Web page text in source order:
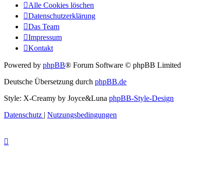
Alle Cookies löschen
Datenschutzerklärung
Das Team
Impressum
Kontakt
Powered by phpBB® Forum Software © phpBB Limited
Deutsche Übersetzung durch phpBB.de
Style: X-Creamy by Joyce&Luna phpBB-Style-Design
Datenschutz | Nutzungsbedingungen